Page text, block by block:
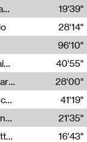
Mémoires en Creux #1 : Contexte et panorama
19'39"
28'14"
96'10"
Anatomie du Tomason, entretien avec Sylvain Cardonnel
40'55"
Radia Show #1095 : To Communicate (Usmaradio)
28'00"
Light turbulences #2 : Jérôme Game en discussion avec Thomas Corlin
41'19"
Light turbulences #3 : Le Châ (Lutèce Lockness)
21'35"
Light turbulences #1 : ON TIME (live voix-batterie) avec Jérôme Game & Jean-Michel Espitallier
16'43"